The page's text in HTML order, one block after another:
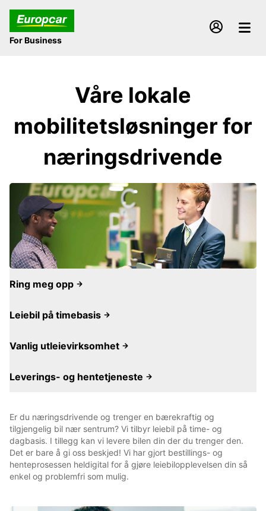
For Business
Våre lokale
mobilitetsløsninger for
næringsdrivende
Ring meg opp
Leiebil på timebasis
Vanlig utleievirksomhet
Leverings- og hentetjeneste
Er du næringsdrivende og trenger en bærekraftig og
tilgjengelig bil nær sentrum? Vi tilbyr leiebil på time- og
dagbasis. I tillegg kan vi levere bilen din der du trenger den.
Det er bare å gi oss beskjed! Vi har gjort bestillings- og
henteprosessen heldigital for å gjøre leiebilopplevelsen din så
enkel og problemfri som mulig.